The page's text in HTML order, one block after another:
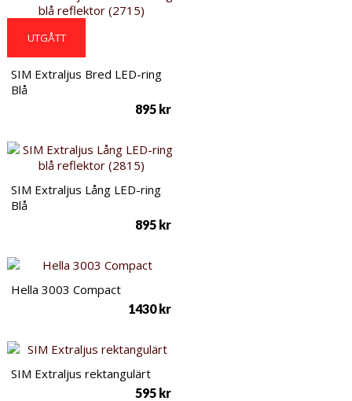
UTGÅTT
SIM Extraljus Bred LED-ring
Blå
895 kr
SIM Extraljus Lång LED-ring
Blå
895 kr
Hella 3003 Compact
1430kr
SIM Extraljus rektangulärt
595 kr